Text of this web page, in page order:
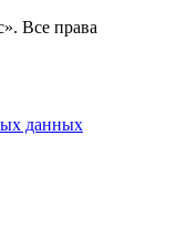
Все права
данных